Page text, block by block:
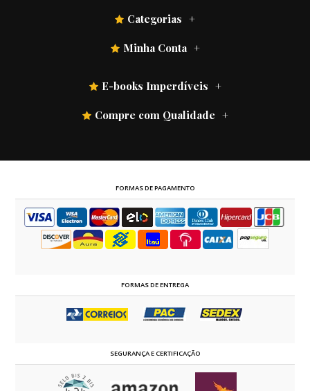
Categorias
Minha Conta
E-books Imperdíveis
Compre com Qualidade
FORMAS DE PAGAMENTO
FORMAS DE ENTREGA
SEGURANÇA E CERTIFICAÇÃO